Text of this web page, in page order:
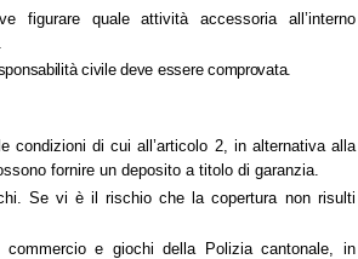
figurare quale attività accessoria all’interno
civile deve essere comprovata.
condizioni di cui all’articolo 2, in alternativa alla
fornire un deposito a titolo di garanzia.
Se vi è il rischio che la copertura non risulti
commercio e giochi della Polizia cantonale, in